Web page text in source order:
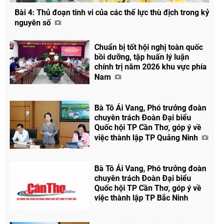
Bài 4: Thủ đoạn tinh vi của các thế lực thù địch trong kỷ
nguyên số
Chuẩn bị tốt hội nghị toàn quốc
bồi dưỡng, tập huấn lý luận
chính trị năm 2026 khu vực phía
Nam
Bà Tô Ái Vang, Phó trưởng đoàn
chuyên trách Đoàn Đại biểu
Quốc hội TP Cần Thơ, góp ý về
việc thành lập TP Quảng Ninh
Bà Tô Ái Vang, Phó trưởng đoàn
chuyên trách Đoàn Đại biểu
Quốc hội TP Cần Thơ, góp ý về
việc thành lập TP Bắc Ninh